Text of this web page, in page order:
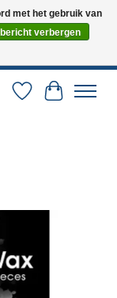
via PostNL en DHL.
te maken. 0251-
Verlanglijst
met het gebruik van
verbergen